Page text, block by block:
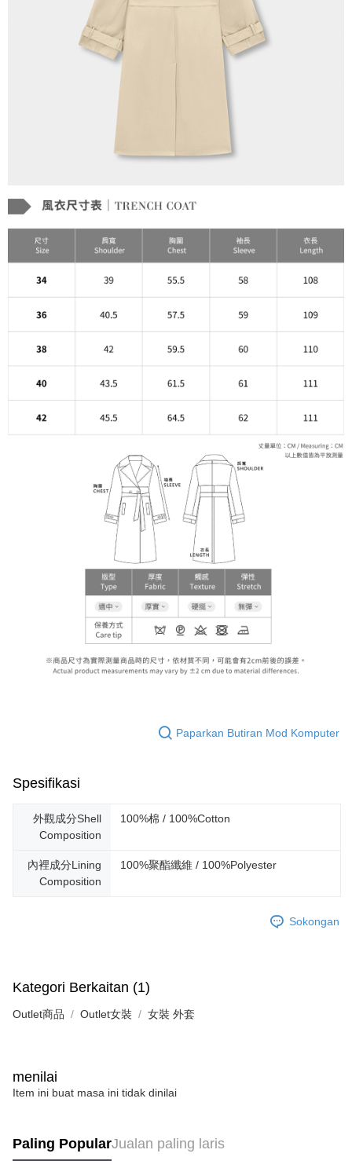
Paparkan Butiran Mod Komputer
Spesifikasi
外觀成分Shell
Composition
100%棉 / 100%Cotton
內裡成分Lining
Composition
100%聚酯纖維 / 100%Polyester
Sokongan
Kategori Berkaitan (1)
Outlet商品 Outlet女裝 女裝 外套
menilai
Item ini buat masa ini tidak dinilai
Paling PopularJualan paling laris